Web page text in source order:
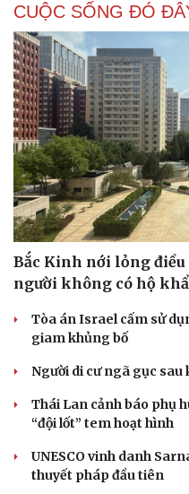
Cải chính
CUỘC SỐNG ĐÓ
Bắc Kinh nới lỏng
người không có hộ
Tòa án Israel cấm sử
giam khủng bố
Người di cư ngã gục sau
Thái Lan cảnh báo phụ
“đội lốt” tem hoạt hình
UNESCO vinh danh
thuyết pháp đầu tiên